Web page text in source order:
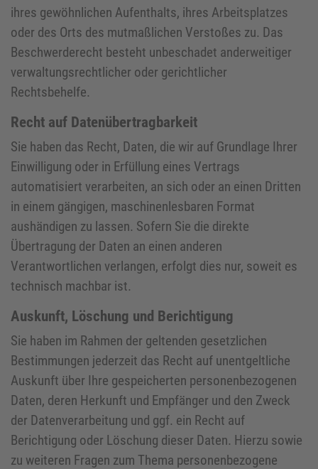
ihres gewöhnlichen Aufenthalts, ihres Arbeitsplatzes
oder des Orts des mutmaßlichen Verstoßes zu. Das
Beschwerderecht besteht unbeschadet anderweitiger
verwaltungsrechtlicher oder gerichtlicher
Rechtsbehelfe.
Recht auf Daten­übertrag­barkeit
Sie haben das Recht, Daten, die wir auf Grundlage Ihrer
Einwilligung oder in Erfüllung eines Vertrags
automatisiert verarbeiten, an sich oder an einen Dritten
in einem gängigen, maschinenlesbaren Format
aushändigen zu lassen. Sofern Sie die direkte
Übertragung der Daten an einen anderen
Verantwortlichen verlangen, erfolgt dies nur, soweit es
technisch machbar ist.
Auskunft, Löschung und Berichtigung
Sie haben im Rahmen der geltenden gesetzlichen
Bestimmungen jederzeit das Recht auf unentgeltliche
Auskunft über Ihre gespeicherten personenbezogenen
Daten, deren Herkunft und Empfänger und den Zweck
der Datenverarbeitung und ggf. ein Recht auf
Berichtigung oder Löschung dieser Daten. Hierzu sowie
zu weiteren Fragen zum Thema personenbezogene